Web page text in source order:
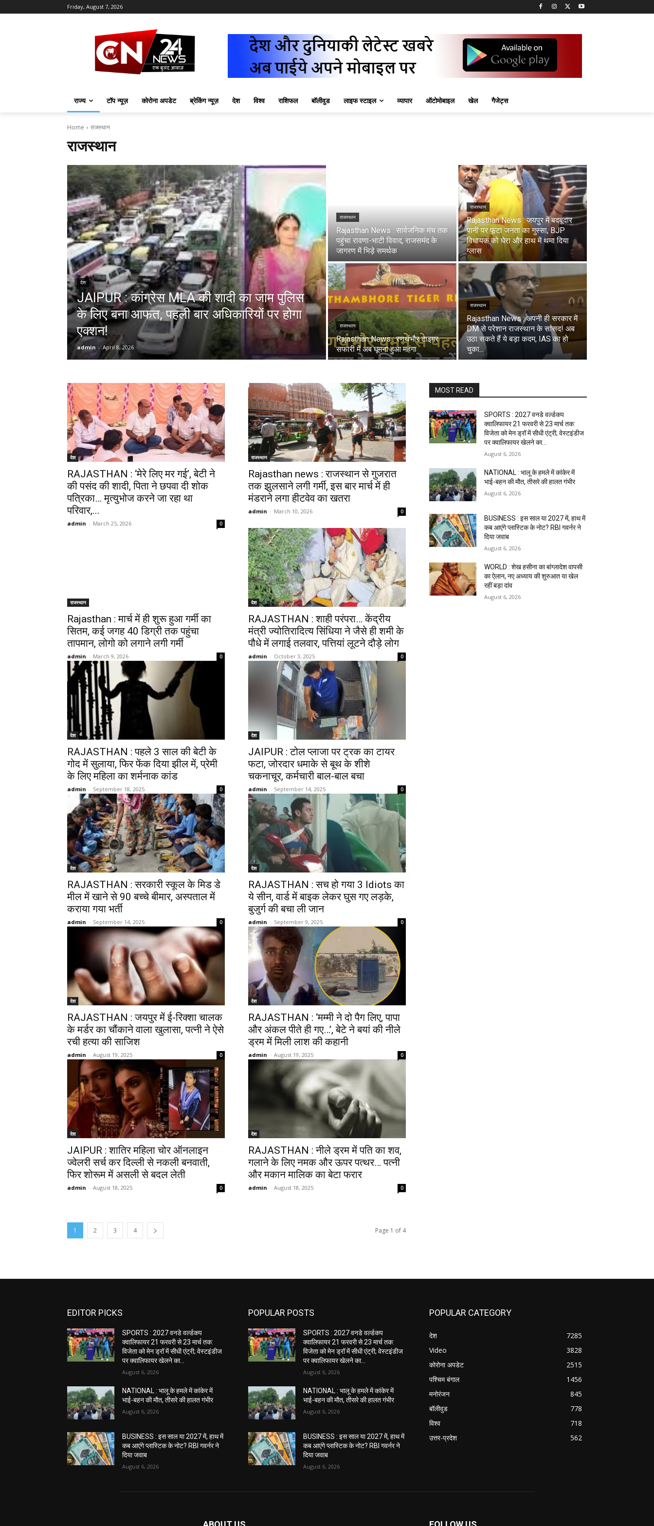
Friday, August 7, 2026
राज्य टॉप न्यूज़ कोरोना अपडेट ब्रेकिंग न्यूज़ देश विश्व राशिफल बॉलीवुड लाइफ स्टाइल व्यापार ऑटोमोबाइल खेल गैजेट्स
Home राजस्थान
राजस्थान
देश
JAIPUR : कांग्रेस MLA की शादी का जाम पुलिस
के लिए बना आफत, पहली बार अधिकारियों पर होगा
एक्शन!
admin - April 8, 2026
राजस्थान
Rajasthan News : सार्वजनिक मंच तक
पहुंचा रावणा-भाटी विवाद, राजसमंद के
जागरण में भिड़े समर्थक
राजस्थान
Rajasthan News : जयपुर में बदबूदार
पानी पर फूटा जनता का गुस्सा, BJP
विधायक को घेरा और हाथ में थमा दिया
ग्लास
राजस्थान
Rajasthan News : रणथंभौर टाइगर
सफारी में अब घूमना हुआ महंगा
राजस्थान
Rajasthan News : अपनी ही सरकार में
DM से परेशान राजस्थान के सांसद! अब
उठा सकते हैं ये बड़ा कदम, IAS का हो
चुका...
देश
RAJASTHAN : ‘मेरे लिए मर गई’, बेटी ने
की पसंद की शादी, पिता ने छपवा दी शोक
पत्रिका… मृत्युभोज करने जा रहा था
परिवार,...
admin - March 25, 2026 0
राजस्थान
Rajasthan news : राजस्थान से गुजरात
तक झुलसाने लगी गर्मी, इस बार मार्च में ही
मंडराने लगा हीटवेव का खतरा
admin - March 10, 2026 0
राजस्थान
Rajasthan : मार्च में ही शुरू हुआ गर्मी का
सितम, कई जगह 40 डिग्री तक पहुंचा
तापमान, लोगो को लगाने लगी गर्मी
admin - March 9, 2026 0
देश
RAJASTHAN : शाही परंपरा… केंद्रीय
मंत्री ज्योतिरादित्य सिंधिया ने जैसे ही शमी के
पौधे में लगाई तलवार, पत्तियां लूटने दौड़े लोग
admin - October 3, 2025 0
देश
RAJASTHAN : पहले 3 साल की बेटी के
गोद में सुलाया, फिर फेंक दिया झील में, प्रेमी
के लिए महिला का शर्मनाक कांड
admin - September 18, 2025 0
देश
JAIPUR : टोल प्लाजा पर ट्रक का टायर
फटा, जोरदार धमाके से बूथ के शीशे
चकनाचूर, कर्मचारी बाल-बाल बचा
admin - September 14, 2025 0
देश
RAJASTHAN : सरकारी स्कूल के मिड डे
मील में खाने से 90 बच्चे बीमार, अस्पताल में
कराया गया भर्ती
admin - September 14, 2025 0
देश
RAJASTHAN : सच हो गया 3 Idiots का
ये सीन, वार्ड में बाइक लेकर घुस गए लड़के,
बुजुर्ग की बचा ली जान
admin - September 9, 2025 0
देश
RAJASTHAN : जयपुर में ई-रिक्शा चालक
के मर्डर का चौंकाने वाला खुलासा, पत्नी ने ऐसे
रची हत्या की साजिश
admin - August 19, 2025 0
देश
RAJASTHAN : ‘मम्मी ने दो पैग लिए, पापा
और अंकल पीते ही गए…’, बेटे ने बयां की नीले
ड्रम में मिली लाश की कहानी
admin - August 19, 2025 0
देश
JAIPUR : शातिर महिला चोर ऑनलाइन
ज्वेलरी सर्च कर दिल्ली से नकली बनवाती,
फिर शोरूम में असली से बदल लेती
admin - August 18, 2025 0
देश
RAJASTHAN : नीले ड्रम में पति का शव,
गलाने के लिए नमक और ऊपर पत्थर… पत्नी
और मकान मालिक का बेटा फरार
admin - August 18, 2025 0
1 2 3 4 Page 1 of 4
MOST READ
SPORTS : 2027 वनडे वर्ल्डकप
क्वालिफायर 21 फरवरी से 23 मार्च तक:
विजेता को मेन ड्रॉ में सीधी एंट्री; वेस्टइंडीज
पर क्वालिफायर खेलने का...
August 6, 2026
NATIONAL : भालू के हमले में कांकेर में
भाई-बहन की मौत, तीसरे की हालत गंभीर
August 6, 2026
BUSINESS : इस साल या 2027 में, हाथ में
कब आएंगे प्लास्टिक के नोट? RBI गवर्नर ने
दिया जवाब
August 6, 2026
WORLD : शेख हसीना का बांग्लादेश वापसी
का ऐलान, नए अध्याय की शुरुआत या खेल
रहीं बड़ा दांव
August 6, 2026
EDITOR PICKS
SPORTS : 2027 वनडे वर्ल्डकप
क्वालिफायर 21 फरवरी से 23 मार्च तक:
विजेता को मेन ड्रॉ में सीधी एंट्री; वेस्टइंडीज
पर क्वालिफायर खेलने का...
August 6, 2026
NATIONAL : भालू के हमले में कांकेर में
भाई-बहन की मौत, तीसरे की हालत गंभीर
August 6, 2026
BUSINESS : इस साल या 2027 में, हाथ में
कब आएंगे प्लास्टिक के नोट? RBI गवर्नर ने
दिया जवाब
August 6, 2026
POPULAR POSTS
SPORTS : 2027 वनडे वर्ल्डकप
क्वालिफायर 21 फरवरी से 23 मार्च तक:
विजेता को मेन ड्रॉ में सीधी एंट्री; वेस्टइंडीज
पर क्वालिफायर खेलने का...
August 6, 2026
NATIONAL : भालू के हमले में कांकेर में
भाई-बहन की मौत, तीसरे की हालत गंभीर
August 6, 2026
BUSINESS : इस साल या 2027 में, हाथ में
कब आएंगे प्लास्टिक के नोट? RBI गवर्नर ने
दिया जवाब
August 6, 2026
POPULAR CATEGORY
देश
7285
Video
3828
कोरोना अपडेट
2515
पश्चिम बंगाल
1456
मनोरंजन
845
बॉलीवुड
778
विश्व
718
उत्तर-प्रदेश
562